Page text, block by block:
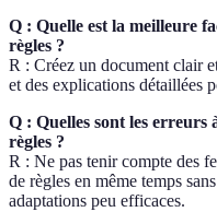
Q : Quelle est la meilleure
règles ?
R : Créez un document clair
et des explications détaillées
Q : Quelles sont les
règles ?
R : Ne pas tenir compte des
de règles en même temps
adaptations peu efficaces.